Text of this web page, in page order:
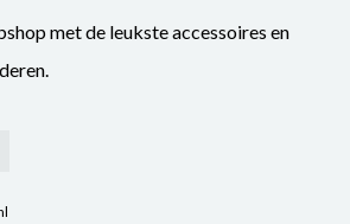
met de leukste accessoires en